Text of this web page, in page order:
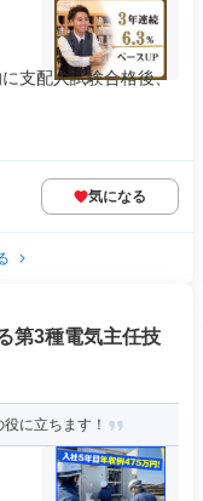
支配人試験合格後、
気になる
第3種電気主任技
に立ちます！